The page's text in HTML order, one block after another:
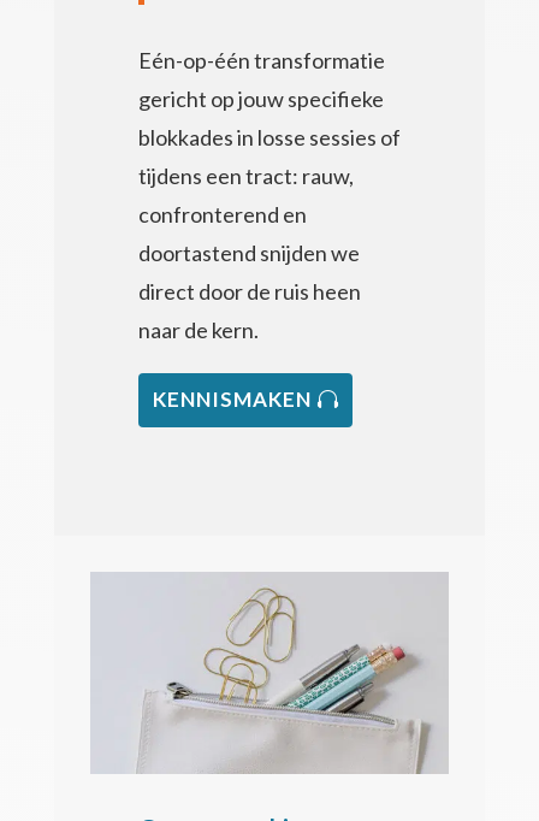
Eén-op-één transformatie
gericht op jouw specifieke
blokkades in losse sessies of
tijdens een tract: rauw,
confronterend en
doortastend snijden we
direct door de ruis heen
naar de kern.
KENNISMAKEN